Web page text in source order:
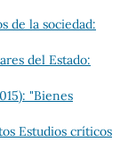
de la sociedad:
del Estado:
"Bienes
Estudios críticos